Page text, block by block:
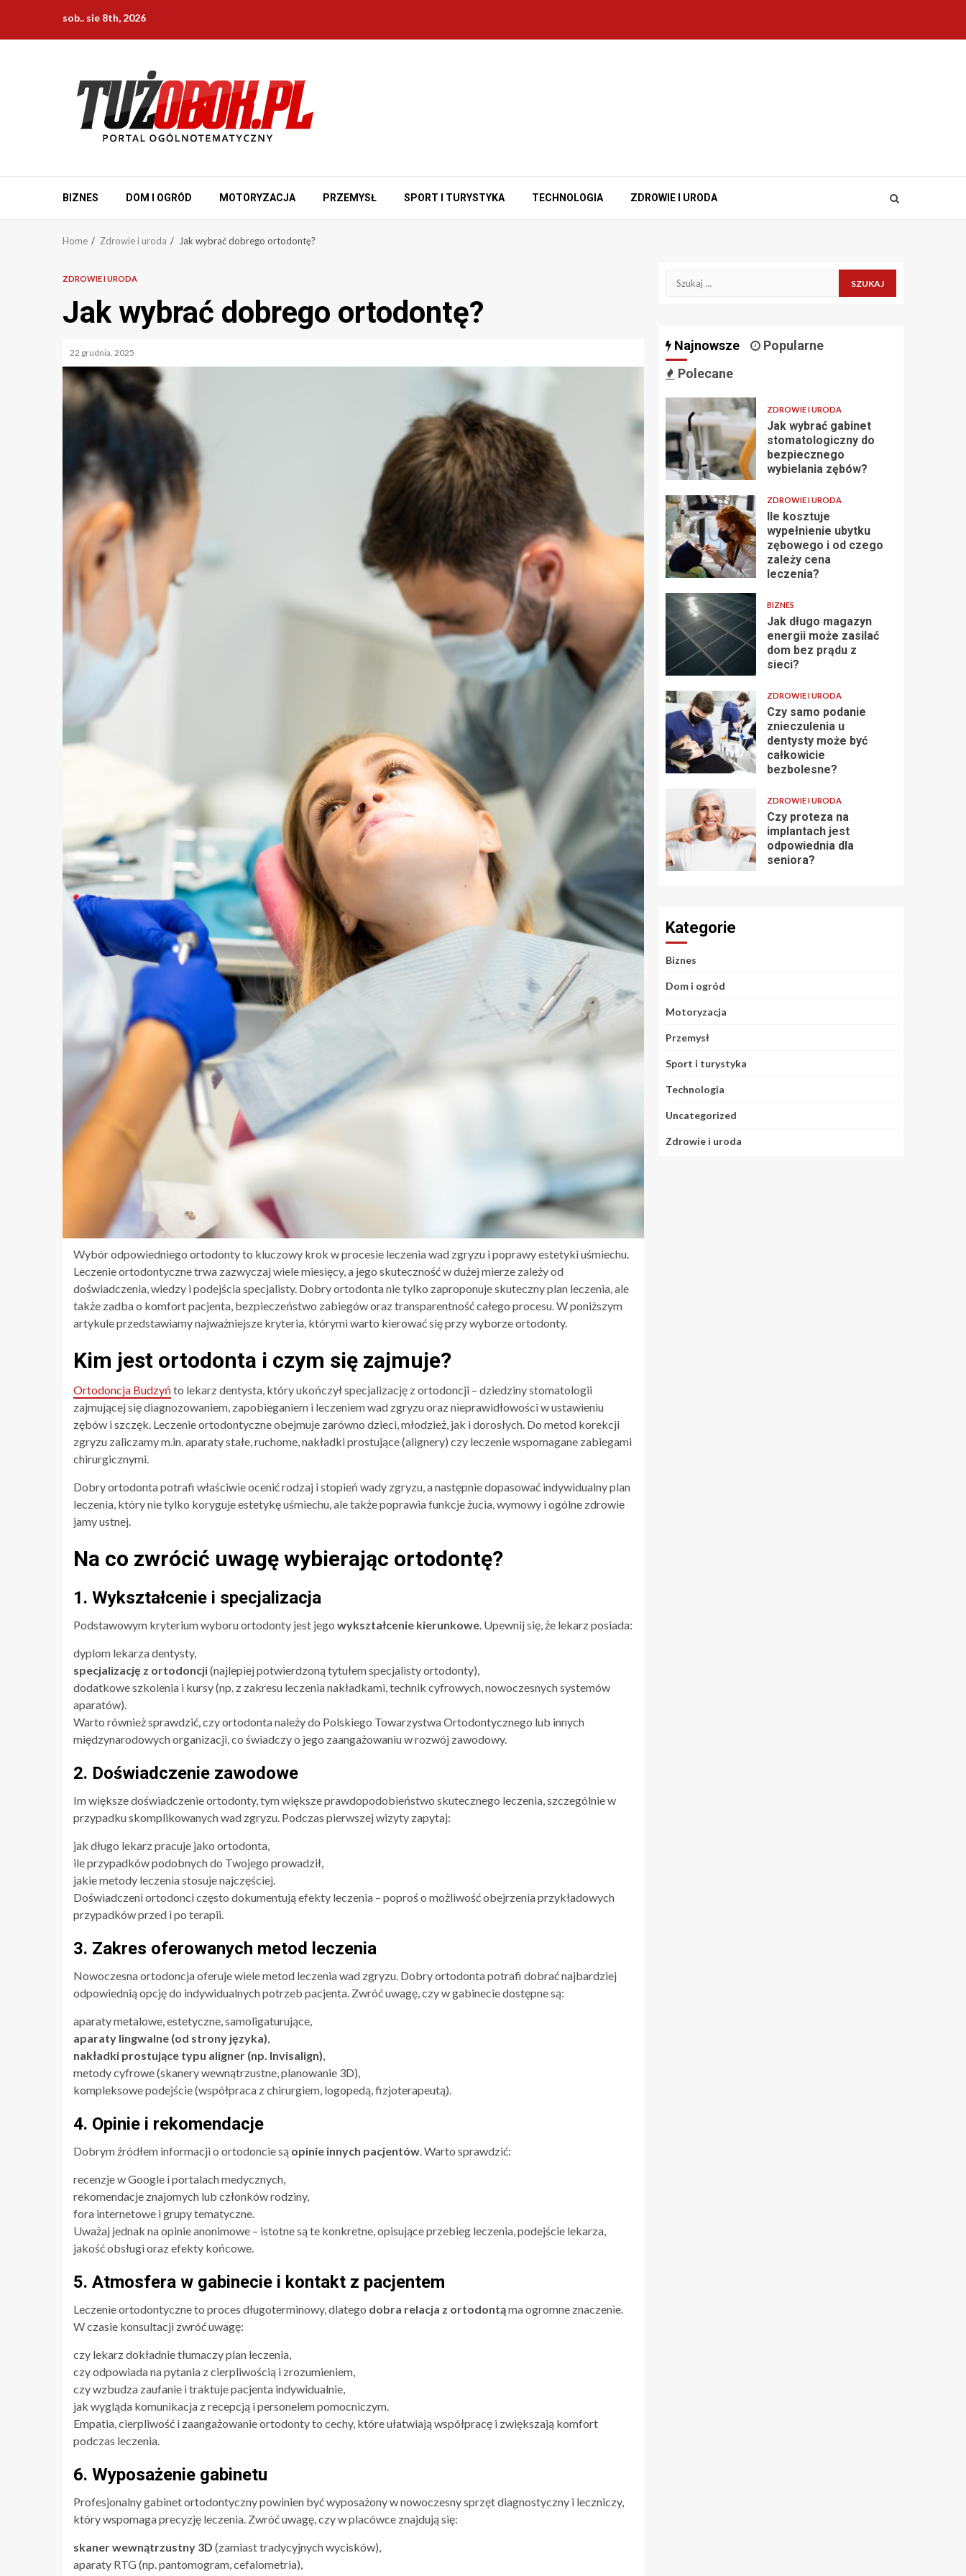
content
sob.. sie 8th, 2026
BIZNES DOM I OGRÓD MOTORYZACJA PRZEMYSŁ SPORT I TURYSTYKA TECHNOLOGIA ZDROWIE I URODA
Home Zdrowie i uroda Jak wybrać dobrego ortodontę?
ZDROWIE I URODA
Jak wybrać dobrego ortodontę?
22 grudnia, 2025
Wybór odpowiedniego ortodonty to kluczowy krok w procesie leczenia wad zgryzu i poprawy estetyki uśmiechu.
Leczenie ortodontyczne trwa zazwyczaj wiele miesięcy, a jego skuteczność w dużej mierze zależy od
doświadczenia, wiedzy i podejścia specjalisty. Dobry ortodonta nie tylko zaproponuje skuteczny plan leczenia, ale
także zadba o komfort pacjenta, bezpieczeństwo zabiegów oraz transparentność całego procesu. W poniższym
artykule przedstawiamy najważniejsze kryteria, którymi warto kierować się przy wyborze ortodonty.
Kim jest ortodonta i czym się zajmuje?
Ortodoncja Budzyń to lekarz dentysta, który ukończył specjalizację z ortodoncji – dziedziny stomatologii
zajmującej się diagnozowaniem, zapobieganiem i leczeniem wad zgryzu oraz nieprawidłowości w ustawieniu
zębów i szczęk. Leczenie ortodontyczne obejmuje zarówno dzieci, młodzież, jak i dorosłych. Do metod korekcji
zgryzu zaliczamy m.in. aparaty stałe, ruchome, nakładki prostujące (alignery) czy leczenie wspomagane zabiegami
chirurgicznymi.
Dobry ortodonta potrafi właściwie ocenić rodzaj i stopień wady zgryzu, a następnie dopasować indywidualny plan
leczenia, który nie tylko koryguje estetykę uśmiechu, ale także poprawia funkcje żucia, wymowy i ogólne zdrowie
jamy ustnej.
Na co zwrócić uwagę wybierając ortodontę?
1. Wykształcenie i specjalizacja
Podstawowym kryterium wyboru ortodonty jest jego wykształcenie kierunkowe. Upewnij się, że lekarz posiada:
dyplom lekarza dentysty,
specjalizację z ortodoncji(najlepiej potwierdzoną tytułem specjalisty ortodonty),
dodatkowe szkolenia i kursy (np. z zakresu leczenia nakładkami, technik cyfrowych, nowoczesnych systemów
aparatów).
Warto również sprawdzić, czy ortodonta należy do Polskiego Towarzystwa Ortodontycznego lub innych
międzynarodowych organizacji, co świadczy o jego zaangażowaniu w rozwój zawodowy.
2. Doświadczenie zawodowe
Im większe doświadczenie ortodonty, tym większe prawdopodobieństwo skutecznego leczenia, szczególnie w
przypadku skomplikowanych wad zgryzu. Podczas pierwszej wizyty zapytaj:
jak długo lekarz pracuje jako ortodonta,
ile przypadków podobnych do Twojego prowadził,
jakie metody leczenia stosuje najczęściej.
Doświadczeni ortodonci często dokumentują efekty leczenia – poproś o możliwość obejrzenia przykładowych
przypadków przed i po terapii.
3. Zakres oferowanych metod leczenia
Nowoczesna ortodoncja oferuje wiele metod leczenia wad zgryzu. Dobry ortodonta potrafi dobrać najbardziej
odpowiednią opcję do indywidualnych potrzeb pacjenta. Zwróć uwagę, czy w gabinecie dostępne są:
aparaty metalowe, estetyczne, samoligaturujące,
aparaty lingwalne (od strony języka),
nakładki prostujące typu aligner (np. Invisalign),
metody cyfrowe (skanery wewnątrzustne, planowanie 3D),
kompleksowe podejście (współpraca z chirurgiem, logopedą, fizjoterapeutą).
4. Opinie i rekomendacje
Dobrym źródłem informacji o ortodoncie są opinie innych pacjentów. Warto sprawdzić:
recenzje w Google i portalach medycznych,
rekomendacje znajomych lub członków rodziny,
fora internetowe i grupy tematyczne.
Uważaj jednak na opinie anonimowe – istotne są te konkretne, opisujące przebieg leczenia, podejście lekarza,
jakość obsługi oraz efekty końcowe.
5. Atmosfera w gabinecie i kontakt z pacjentem
Leczenie ortodontyczne to proces długoterminowy, dlatego dobra relacja z ortodontąma ogromne znaczenie.
W czasie konsultacji zwróć uwagę:
czy lekarz dokładnie tłumaczy plan leczenia,
czy odpowiada na pytania z cierpliwością i zrozumieniem,
czy wzbudza zaufanie i traktuje pacjenta indywidualnie,
jak wygląda komunikacja z recepcją i personelem pomocniczym.
Empatia, cierpliwość i zaangażowanie ortodonty to cechy, które ułatwiają współpracę i zwiększają komfort
podczas leczenia.
6. Wyposażenie gabinetu
Profesjonalny gabinet ortodontyczny powinien być wyposażony w nowoczesny sprzęt diagnostyczny i leczniczy,
który wspomaga precyzję leczenia. Zwróć uwagę, czy w placówce znajdują się:
skaner wewnątrzustny 3D (zamiast tradycyjnych wycisków),
aparaty RTG (np. pantomogram, cefalometria),
Szukaj:
Najnowsze
Popularne
Polecane
ZDROWIE I URODA
Jak wybrać gabinet
stomatologiczny do
bezpiecznego
wybielania zębów?
ZDROWIE I URODA
Ile kosztuje
wypełnienie ubytku
zębowego i od czego
zależy cena
leczenia?
BIZNES
Jak długo magazyn
energii może zasilać
dom bez prądu z
sieci?
ZDROWIE I URODA
Czy samo podanie
znieczulenia u
dentysty może być
całkowicie
bezbolesne?
ZDROWIE I URODA
Czy proteza na
implantach jest
odpowiednia dla
seniora?
Kategorie
Biznes
Dom i ogród
Motoryzacja
Przemysł
Sport i turystyka
Technologia
Uncategorized
Zdrowie i uroda